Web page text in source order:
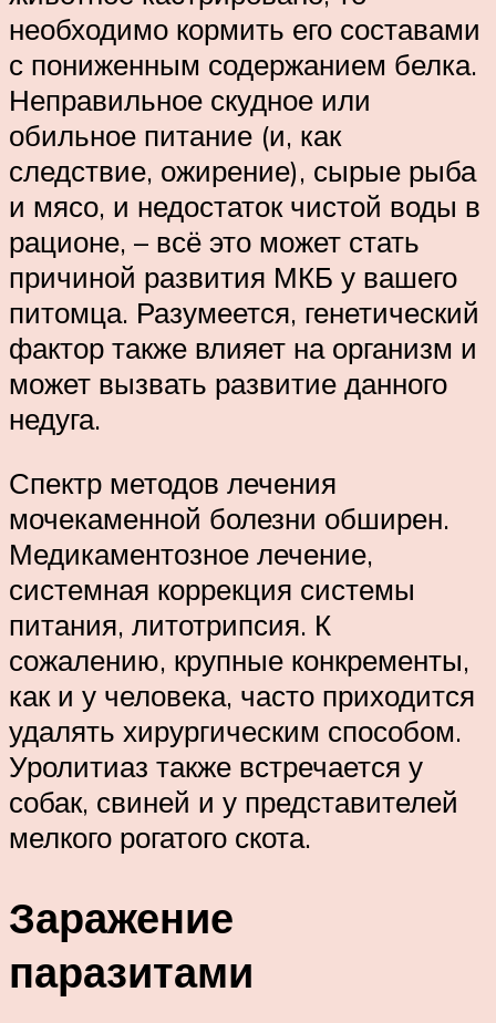
необходимо кормить его составами
с пониженным содержанием белка.
Неправильное скудное или
обильное питание (и, как
следствие, ожирение), сырые рыба
и мясо, и недостаток чистой воды в
рационе, – всё это может стать
причиной развития МКБ у вашего
питомца. Разумеется, генетический
фактор также влияет на организм и
может вызвать развитие данного
недуга.
Спектр методов лечения
мочекаменной болезни обширен.
Медикаментозное лечение,
системная коррекция системы
питания, литотрипсия. К
сожалению, крупные конкременты,
как и у человека, часто приходится
удалять хирургическим способом.
Уролитиаз также встречается у
собак, свиней и у представителей
мелкого рогатого скота.
Заражение
паразитами